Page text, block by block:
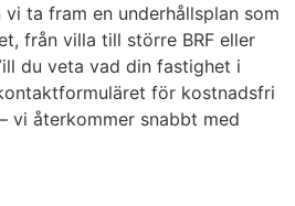
vi ta fram en underhållsplan som
från villa till större BRF eller
du veta vad din fastighet i
för kostnadsfri
vi återkommer snabbt med